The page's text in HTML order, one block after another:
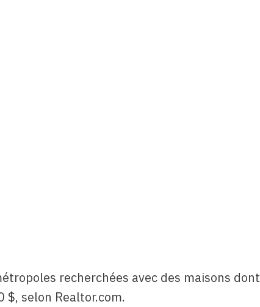
recherchées avec des maisons dont
selon Realtor.com.